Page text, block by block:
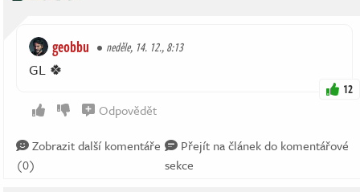
geobbu neděle, 14. 12., 8:13
GL 🍀
12
Odpovědět
Zobrazit další komentáře
(0)
Přejít na článek do komentářové
sekce